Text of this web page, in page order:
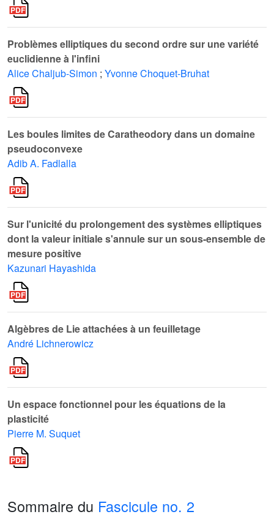
Problèmes elliptiques du second ordre sur une variété
euclidienne à l'infini
Alice Chaljub-Simon ; Yvonne Choquet-Bruhat
Les boules limites de Caratheodory dans un domaine
pseudoconvexe
Adib A. Fadlalla
Sur l'unicité du prolongement des systèmes elliptiques
dont la valeur initiale s'annule sur un sous-ensemble de
mesure positive
Kazunari Hayashida
Algèbres de Lie attachées à un feuilletage
André Lichnerowicz
Un espace fonctionnel pour les équations de la
plasticité
Pierre M. Suquet
Sommaire du Fascicule no. 2